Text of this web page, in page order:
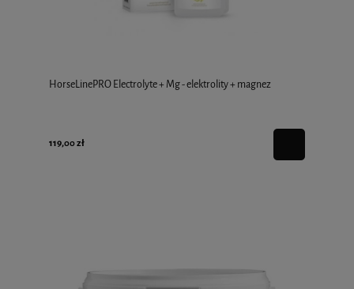
HorseLinePRO Electrolyte + Mg - elektrolity + magnez
119,00 zł